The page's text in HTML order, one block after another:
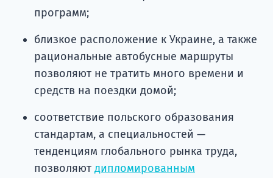
программ;
близкое расположение к Украине, а также
рациональные автобусные маршруты
позволяют не тратить много времени и
средств на поездки домой;
соответствие польского образования
стандартам, а специальностей —
тенденциям глобального рынка труда,
позволяют дипломированным